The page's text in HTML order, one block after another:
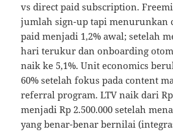
vs direct paid subscription.
jumlah sign-up tapi menurunkan
paid menjadi 1,2% awal; setelah
hari terukur dan onboarding
naik ke 5,1%. Unit economics
60% setelah fokus pada content
referral program. LTV naik dari Rp
menjadi Rp 2.500.000 setelah
yang benar-benar bernilai